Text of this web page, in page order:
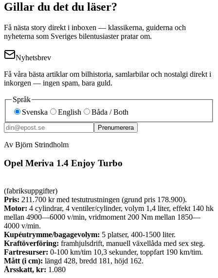
Gillar du det du läser?
Få nästa story direkt i inboxen — klassikerna, guiderna och
nyheterna som Sveriges bilentusiaster pratar om.
Nyhetsbrev
Få våra bästa artiklar om bilhistoria, samlarbilar och nostalgi direkt i
inkorgen — ingen spam, bara guld.
Språk
Svenska
English Båda / Both
Prenumerera
Av Björn Strindholm
Opel Meriva 1.4 Enjoy Turbo
(fabriksuppgifter)
Pris: 211.700 kr med testutrustningen (grund pris 178.900).
Motor: 4 cylindrar, 4 ventiler/cylinder, volym 1,4 liter, effekt 140 hk
mellan 4900—6000 v/min, vridmoment 200 Nm mellan 1850—
4000 v/min.
Kupéutrymme/bagagevolym: 5 platser, 400-1500 liter.
Kraftöverföring: framhjulsdrift, manuell växellåda med sex steg.
Fartresurser: 0-100 km/tim 10,3 sekunder, toppfart 190 km/tim.
Mått (i cm): längd 428, bredd 181, höjd 162.
Årsskatt, kr: 1.080